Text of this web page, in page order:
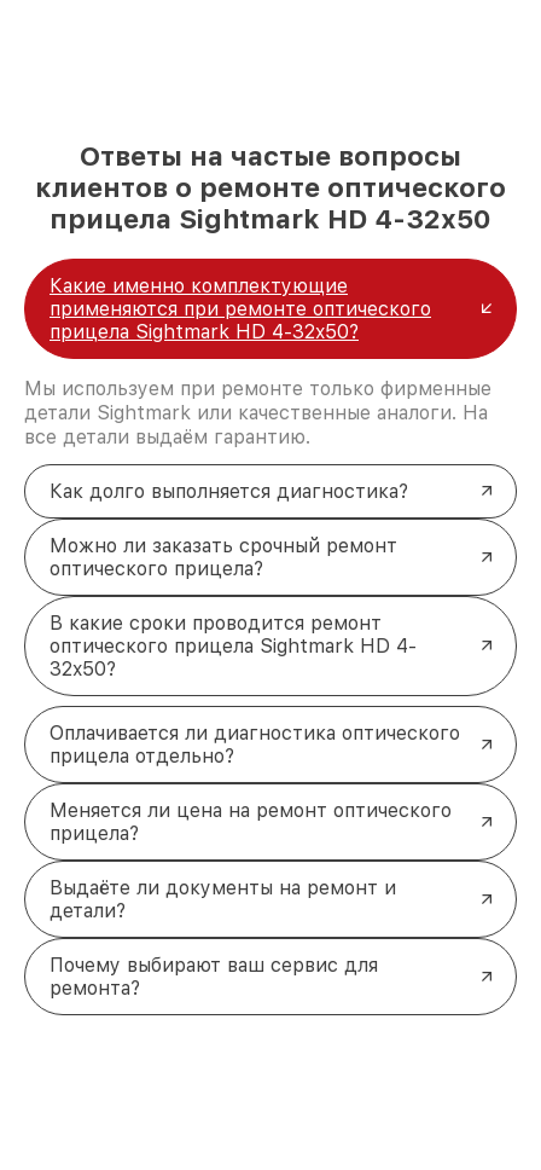
Ответы на частые вопросы
клиентов о ремонте оптического
прицела Sightmark HD 4-32x50
Какие именно комплектующие
применяются при ремонте оптического
прицела Sightmark HD 4-32x50?
Мы используем при ремонте только фирменные
детали Sightmark или качественные аналоги. На
все детали выдаём гарантию.
Как долго выполняется диагностика?
Можно ли заказать срочный ремонт
оптического прицела?
В какие сроки проводится ремонт
оптического прицела Sightmark HD 4-
32x50?
Оплачивается ли диагностика оптического
прицела отдельно?
Меняется ли цена на ремонт оптического
прицела?
Выдаёте ли документы на ремонт и
детали?
Почему выбирают ваш сервис для
ремонта?